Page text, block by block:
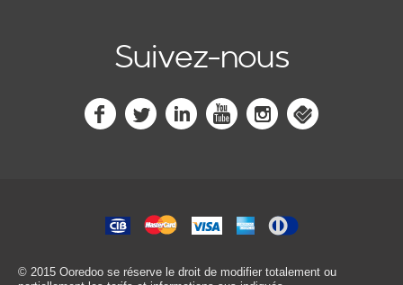
Suivez-nous
© 2015 Ooredoo se réserve le droit de modifier totalement ou